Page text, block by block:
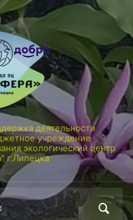
деятельности
учреждение
экологический центр
г.Липецка